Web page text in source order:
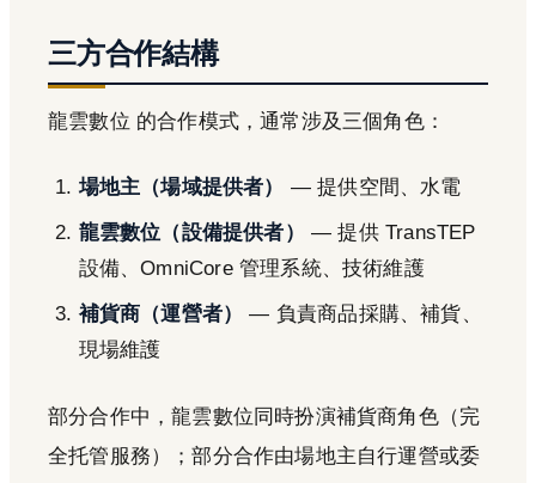
三方合作結構
龍雲數位 的合作模式，通常涉及三個角色：
場地主（場域提供者）
— 提供空間、水電
龍雲數位（設備提供者）
— 提供 TransTEP
設備、OmniCore 管理系統、技術維護
補貨商（運營者）
— 負責商品採購、補貨、
現場維護
部分合作中，龍雲數位同時扮演補貨商角色（完
全托管服務）；部分合作由場地主自行運營或委